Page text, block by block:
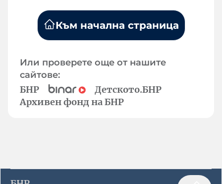
Към начална страница
Или проверете още от нашите
сайтове:
БНР
Детското.БНР
Архивен фонд на БНР